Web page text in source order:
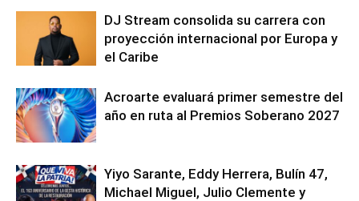
DJ Stream consolida su carrera con
proyección internacional por Europa y
el Caribe
Acroarte evaluará primer semestre del
año en ruta al Premios Soberano 2027
Yiyo Sarante, Eddy Herrera, Bulín 47,
Michael Miguel, Julio Clemente y